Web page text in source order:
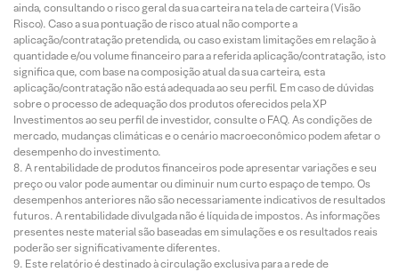
ainda, consultando o risco geral da sua carteira na tela de carteira (Visão
Risco). Caso a sua pontuação de risco atual não comporte a
aplicação/contratação pretendida, ou caso existam limitações em relação à
quantidade e/ou volume financeiro para a referida aplicação/contratação, isto
significa que, com base na composição atual da sua carteira, esta
aplicação/contratação não está adequada ao seu perfil. Em caso de dúvidas
sobre o processo de adequação dos produtos oferecidos pela XP
Investimentos ao seu perfil de investidor, consulte o FAQ. As condições de
mercado, mudanças climáticas e o cenário macroeconômico podem afetar o
desempenho do investimento.
A rentabilidade de produtos financeiros pode apresentar variações e seu
preço ou valor pode aumentar ou diminuir num curto espaço de tempo. Os
desempenhos anteriores não são necessariamente indicativos de resultados
futuros. A rentabilidade divulgada não é líquida de impostos. As informações
presentes neste material são baseadas em simulações e os resultados reais
poderão ser significativamente diferentes.
Este relatório é destinado à circulação exclusiva para a rede de